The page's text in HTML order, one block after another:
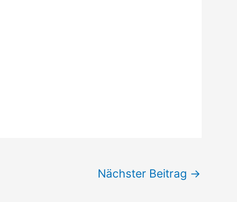
Nächster Beitrag →